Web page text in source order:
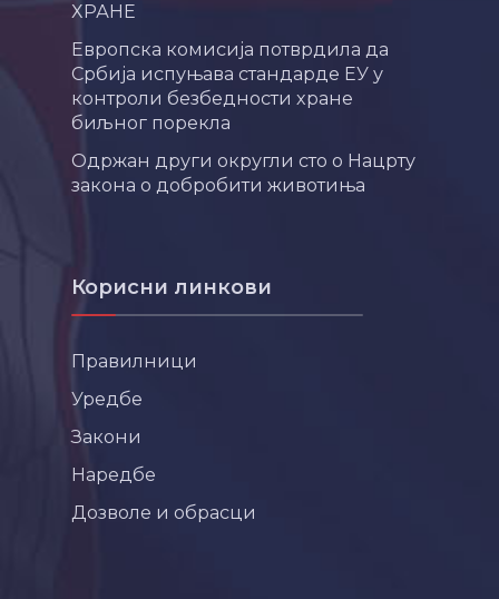
ХРАНЕ
Европска комисија потврдила да
Србија испуњава стандарде ЕУ у
контроли безбедности хране
биљног порекла
Одржан други округли сто о Нацрту
закона о добробити животиња
Корисни линкови
Правилници
Уредбе
Закони
Наредбе
Дозволе и обрасци